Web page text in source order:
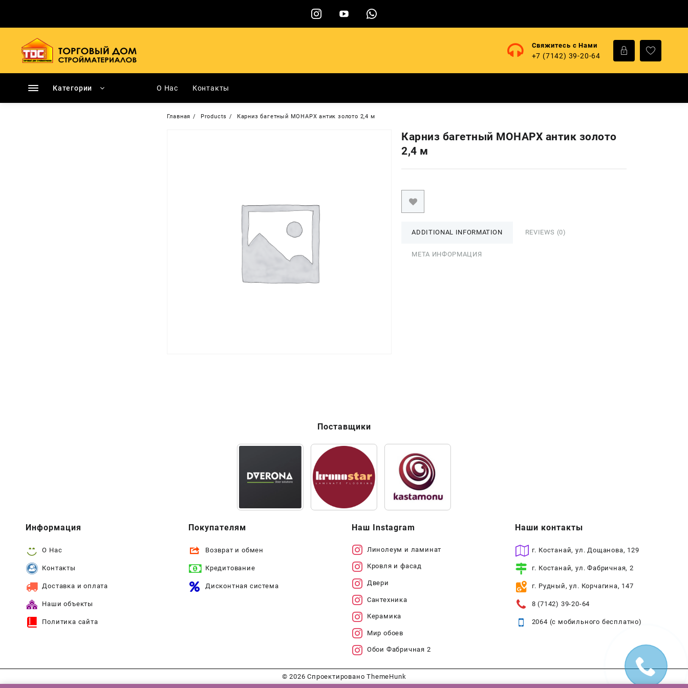
содержимому
Свяжитесь с Нами
+7 (7142) 39-20-64
Категории О Нас Контакты
Главная Products Карниз багетный МОНАРХ антик золото 2,4 м
Карниз багетный МОНАРХ антик золото
2,4 м
ADDITIONAL INFORMATION REVIEWS (0)
МЕТА ИНФОРМАЦИЯ
Поставщики
Информация
О Нас
Контакты
Доставка и оплата
Наши объекты
Политика сайта
Покупателям
Возврат и обмен
Кредитование
Дисконтная система
Наш Instagram
Линолеум и ламинат
Кровля и фасад
Двери
Сантехника
Керамика
Мир обоев
Обои Фабричная 2
Наши контакты
г. Костанай, ул. Дощанова, 129
г. Костанай, ул. Фабричная, 2
г. Рудный, ул. Корчагина, 147
8 (7142) 39-20-64
2064 (с мобильного бесплатно)
© 2026Спроектировано ThemeHunk